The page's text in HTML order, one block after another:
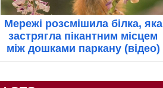
Мережі розсмішила білка, яка
застрягла пікантним місцем
між дошками паркану (відео)